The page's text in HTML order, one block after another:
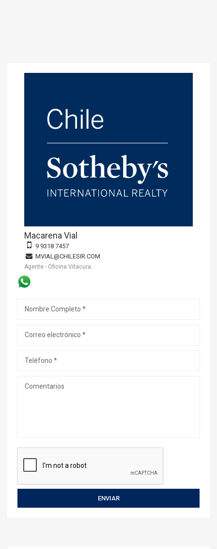
Macarena Vial
9 9318 7457
MVIAL@CHILESIR.COM
Agente - Oficina Vitacura